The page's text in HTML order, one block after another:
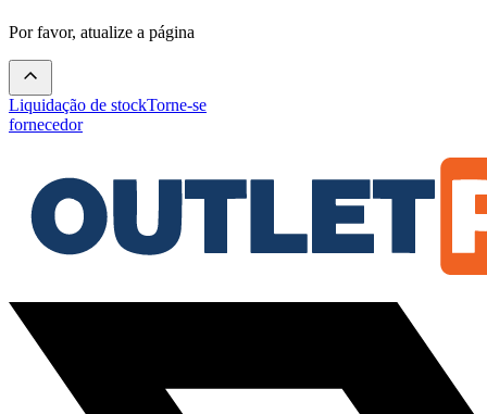
Por favor, atualize a página
Liquidação de stockTorne-se
fornecedor